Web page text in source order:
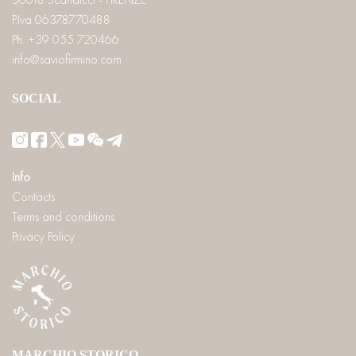
P.Iva 06378770488
Ph. +39 055 720466
info@saviofirmino.com
SOCIAL
Info
Contacts
Terms and conditions
Privacy Policy